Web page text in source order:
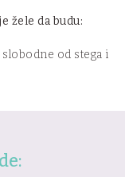
žele da budu:
od stega i